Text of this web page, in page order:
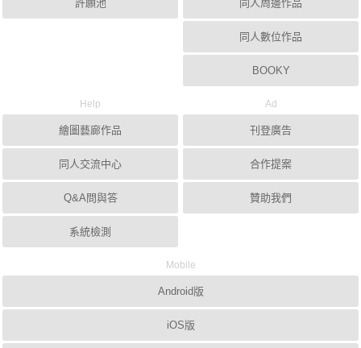
許願池 同人周邊作品
同人數位作品
BOOKY
Help
繪圖藝廊作品
同人交流中心
Q&A問與答
系統檢測
Ad
刊登廣告
合作提案
贊助我們
Mobile
Android版
iOS版